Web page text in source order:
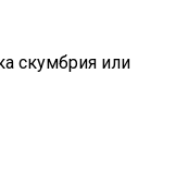
скумбрия или